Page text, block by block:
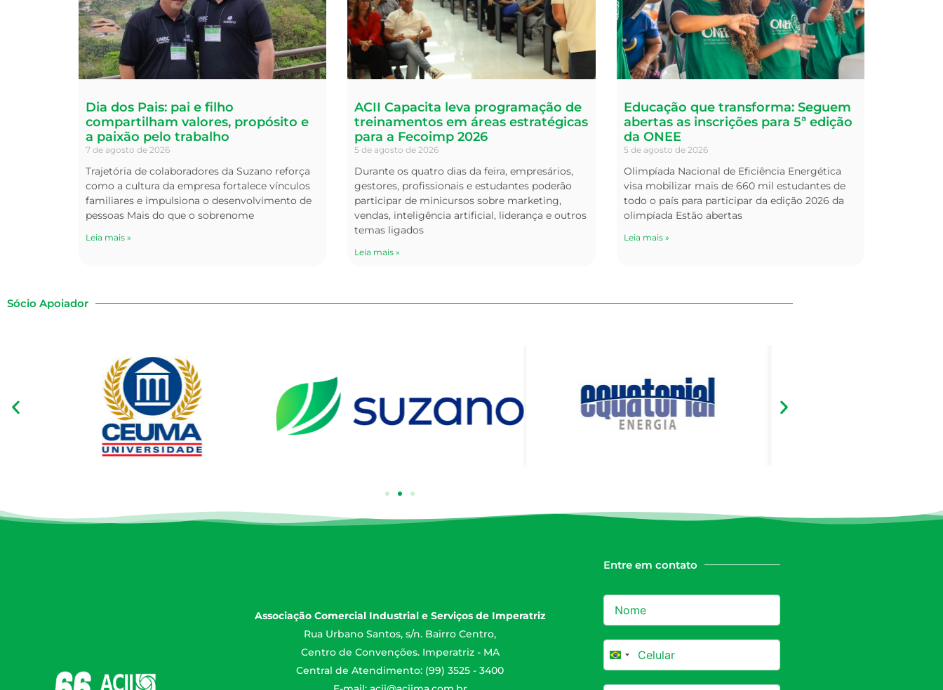
Dia dos Pais: pai e filho
compartilham valores, propósito e
a paixão pelo trabalho
7 de agosto de 2026
Trajetória de colaboradores da Suzano reforça
como a cultura da empresa fortalece vínculos
familiares e impulsiona o desenvolvimento de
pessoas Mais do que o sobrenome
Leia mais »
ACII Capacita leva programação de
treinamentos em áreas estratégicas
para a Fecoimp 2026
5 de agosto de 2026
Durante os quatro dias da feira, empresários,
gestores, profissionais e estudantes poderão
participar de minicursos sobre marketing,
vendas, inteligência artificial, liderança e outros
temas ligados
Leia mais »
Educação que transforma: Seguem
abertas as inscrições para 5ª edição
da ONEE
5 de agosto de 2026
Olimpíada Nacional de Eficiência Energética
visa mobilizar mais de 660 mil estudantes de
todo o país para participar da edição 2026 da
olimpíada Estão abertas
Leia mais »
Sócio Apoiador
Associação Comercial Industrial e Serviços de Imperatriz
Rua Urbano Santos, s/n. Bairro Centro,
Centro de Convenções. Imperatriz - MA
Central de Atendimento: (99) 3525 - 3400
Entre em contato
Brazil +55